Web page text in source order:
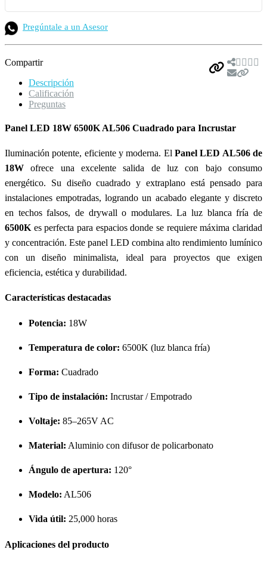
Pregúntale a un Asesor
Compartir
Descripción
Calificación
Preguntas
Panel LED 18W 6500K AL506 Cuadrado para Incrustar
Iluminación potente, eficiente y moderna. El Panel LED AL506 de
18W ofrece una excelente salida de luz con bajo consumo
energético. Su diseño cuadrado y extraplano está pensado para
instalaciones empotradas, logrando un acabado elegante y discreto
en techos falsos, de drywall o modulares. La luz blanca fría de
6500K es perfecta para espacios donde se requiere máxima claridad
y concentración. Este panel LED combina alto rendimiento lumínico
con un diseño minimalista, ideal para proyectos que exigen
eficiencia, estética y durabilidad.
Características destacadas
Potencia: 18W
Temperatura de color: 6500K (luz blanca fría)
Forma: Cuadrado
Tipo de instalación: Incrustar / Empotrado
Voltaje: 85–265V AC
Material: Aluminio con difusor de policarbonato
Ángulo de apertura: 120°
Modelo: AL506
Vida útil: 25,000 horas
Aplicaciones del producto